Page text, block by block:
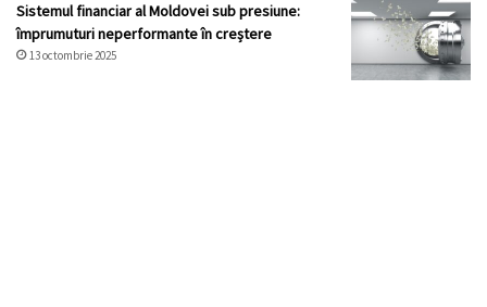
Sistemul financiar al Moldovei sub presiune:
împrumuturi neperformante în creștere
13 octombrie 2025